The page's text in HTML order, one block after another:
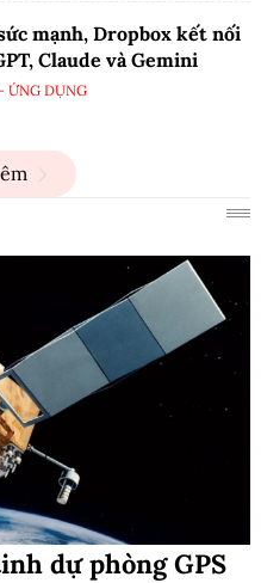
mạnh, Dropbox kết nối
Claude và Gemini
ỨNG DỤNG
dự phòng GPS